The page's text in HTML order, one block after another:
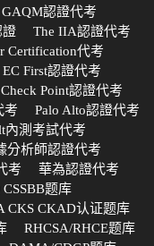
GAQM認證代考
證
The IIA認證代考
Certification代考
EC First認證代考
Check Point認證代考
考
Palo Alto認證代考
內測考試代考
分析師認證代考
考
華為認證代考
CSSBB题库
CKS CKAD认证题库
RHCSA/RHCE题库